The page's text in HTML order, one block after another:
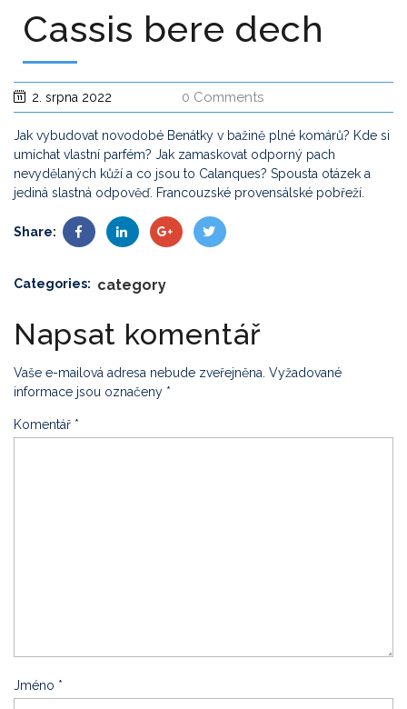
Cassis bere dech
2. srpna 2022 0 Comments
Jak vybudovat novodobé Benátky v bažině plné komárů? Kde si
umíchat vlastní parfém? Jak zamaskovat odporný pach
nevydělaných kůží a co jsou to Calanques? Spousta otázek a
jediná slastná odpověď. Francouzské provensálské pobřeží.
Share:
Categories: category
Napsat komentář
Vaše e-mailová adresa nebude zveřejněna. Vyžadované
informace jsou označeny *
Komentář *
Jméno *